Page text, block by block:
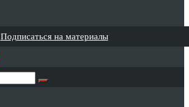
Подписаться на материалы